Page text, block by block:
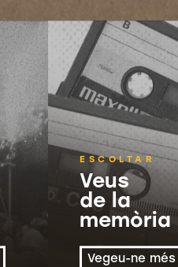
ESCOLTAR
Veus
de la
memòria
Vegeu-ne més